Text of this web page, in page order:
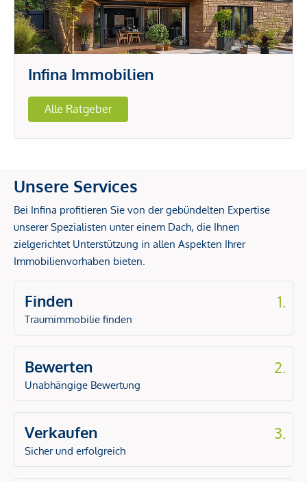
Infina Immobilien
Alle Ratgeber
Unsere Services
Bei Infina profitieren Sie von der gebündelten Expertise
unserer Spezialisten unter einem Dach, die Ihnen
zielgerichtet Unterstützung in allen Aspekten Ihrer
Immobilienvorhaben bieten.
Finden
Traumimmobilie finden
1.
Bewerten
Unabhängige Bewertung
2.
Verkaufen
Sicher und erfolgreich
3.